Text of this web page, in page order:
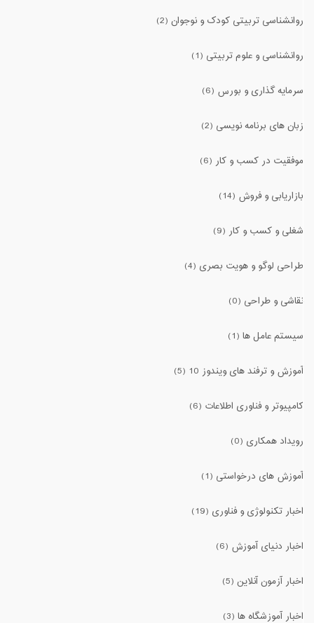
روانشناسی تربیتی کودک و نوجوان (2)
روانشناسی و علوم تربیتی (1)
سرمایه گذاری و بورس (6)
زبان های برنامه نویسی (2)
موفقیت در کسب و کار (6)
بازاریابی و فروش (14)
شغلی و کسب و کار (9)
طراحی لوگو و هویت بصری (4)
نقاشی و طراحی (0)
سیستم عامل ها (1)
آموزش و ترفند های ویندوز 10 (5)
کامپیوتر و فناوری اطلاعات (6)
رویداد همکاری (0)
آموزش های درخواستی (1)
اخبار تکنولوژی و فناوری (19)
اخبار دنیای آموزش (6)
اخبار آزمون آنلاین (5)
اخبار آموزشگاه ها (3)